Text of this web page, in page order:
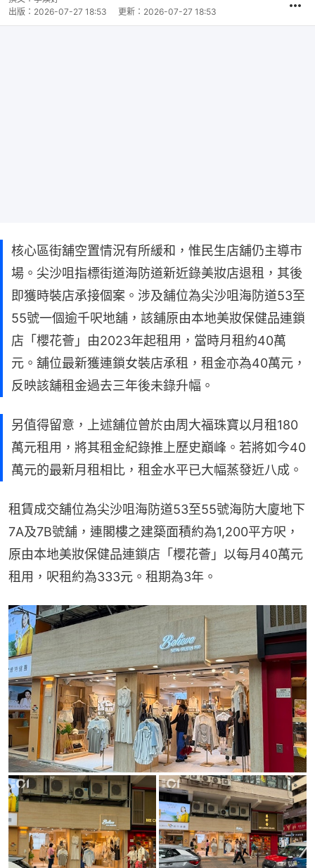
出版： 2026-07-27 18:53 更新： 2026-07-27 18:53
核心區街舖空置情況有所緩和，惟民生店舖仍主導市
場。尖沙咀指標街道海防道新近錄美妝店退租，其後
即獲時裝店承接個案。涉及舖位為尖沙咀海防道53至
55號一個逾千呎地舖，該舖原由本地美妝保健品連鎖
店「櫻花薈」由2023年起租用，當時月租約40萬
元。舖位最新獲連鎖女裝店承租，租金亦為40萬元，
反映該舖租金過去三年後未錄升幅。
另值得留意，上述舖位曾於由周大福珠寶以月租180
萬元租用，將其租金紀錄推上歷史巔峰。若將如今40
萬元的最新月租相比，租金水平已大幅蒸發近八成。
租賃成交舖位為尖沙咀海防道53至55號海防大廈地下
7A及7B號舖，連閣樓之建築面積約為1,200平方呎，
原由本地美妝保健品連鎖店「櫻花薈」以每月40萬元
租用，呎租約為333元。租期為3年。